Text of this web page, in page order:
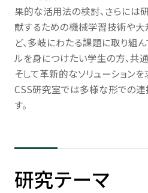
果的な活用法の検討、さらには
献するための機械学習技術や大
ど、多岐にわたる課題に取り組
ルを身につけたい学生の方、共
そして革新的なソリューション
CSS研究室では多様な形での連
す。
研究テーマ